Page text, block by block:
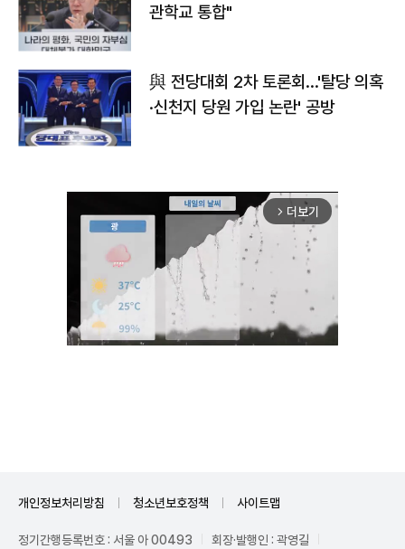
관학교 통합"
與 전당대회 2차 토론회…'탈당 의혹
·신천지 당원 가입 논란' 공방
arrow_forward_ios 더보기
개인정보처리방침 청소년보호정책 사이트맵
정기간행등록번호 : 서울 아 00493 회장·발행인 : 곽영길